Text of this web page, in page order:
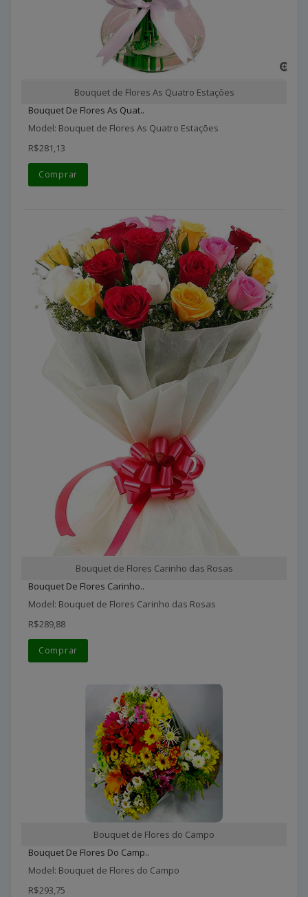
Bouquet de Flores As Quatro Estações
Bouquet De Flores As Quat..
Model: Bouquet de Flores As Quatro Estações
R$281,13
Comprar
Bouquet de Flores Carinho das Rosas
Bouquet De Flores Carinho..
Model: Bouquet de Flores Carinho das Rosas
R$289,88
Comprar
Bouquet de Flores do Campo
Bouquet De Flores Do Camp..
Model: Bouquet de Flores do Campo
R$293,75